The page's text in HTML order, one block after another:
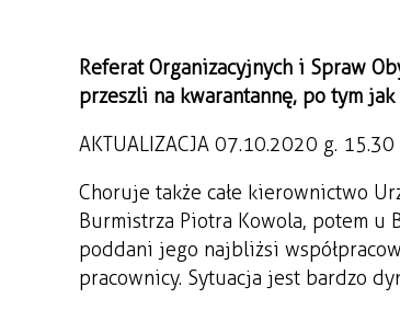
STRATEGIE, PLANY, PROGRAMY
INWESTYCJE MIEJSKIE
PRZEDSIĘBIORCZOŚCI
WAŻNE TELEFONY
GAZETA SAMORZĄDOWA
"PSZOW.PL"
INFORMATOR
ZAGOSPODAROWANIE
PRZESTRZENNE
Referat Organizacyjnych i Spraw
przeszli na kwarantannę, po tym
AKTUALIZACJA 07.10.2020 g. 15.30
Choruje także całe kierownictwo
Burmistrza Piotra Kowola, potem u
poddani jego najbliżsi
pracownicy. Sytuacja jest bardzo